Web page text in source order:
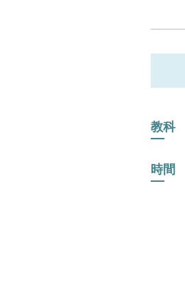
教科
時間